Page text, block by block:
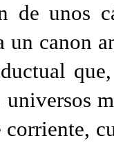
de unos
un canon
corriente,